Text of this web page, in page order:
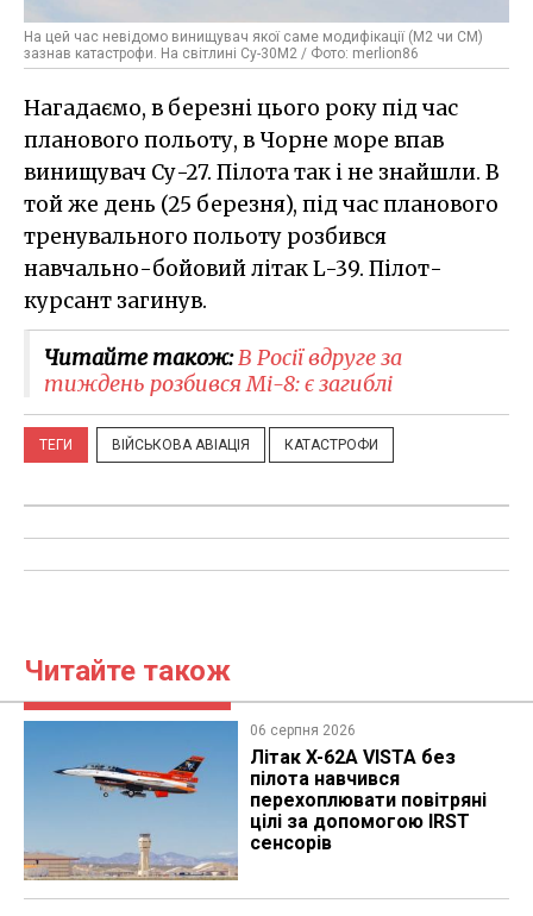
На цей час невідомо винищувач якої саме модифікації (М2 чи СМ)
зазнав катастрофи. На світлині Су-30М2 / Фото: merlion86
Нагадаємо, в березні цього року під час
планового польоту, в Чорне море впав
винищувач Су-27. Пілота так і не знайшли. В
той же день (25 березня), під час планового
тренувального польоту розбився
навчально-бойовий літак L-39. Пілот-
курсант загинув.
Читайте також:В Росії вдруге за
тиждень розбився Мі-8: є загиблі
ТЕГИ ВІЙСЬКОВА АВІАЦІЯ КАТАСТРОФИ
Читайте також
06 серпня 2026
Літак X-62A VISTA без
пілота навчився
перехоплювати повітряні
цілі за допомогою IRST
сенсорів